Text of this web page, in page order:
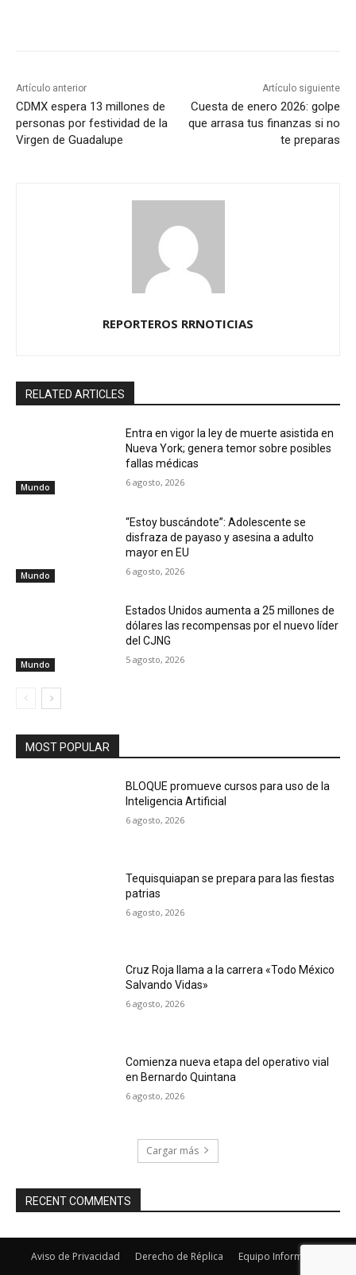
Artículo anterior
CDMX espera 13 millones de
personas por festividad de la
Virgen de Guadalupe
Artículo siguiente
Cuesta de enero 2026: golpe
que arrasa tus finanzas si no
te preparas
REPORTEROS RRNOTICIAS
RELATED ARTICLES
Mundo
Entra en vigor la ley de muerte asistida en
Nueva York; genera temor sobre posibles
fallas médicas
6 agosto, 2026
Mundo
“Estoy buscándote”: Adolescente se
disfraza de payaso y asesina a adulto
mayor en EU
6 agosto, 2026
Mundo
Estados Unidos aumenta a 25 millones de
dólares las recompensas por el nuevo líder
del CJNG
5 agosto, 2026
MOST POPULAR
BLOQUE promueve cursos para uso de la
Inteligencia Artificial
6 agosto, 2026
Tequisquiapan se prepara para las fiestas
patrias
6 agosto, 2026
Cruz Roja llama a la carrera «Todo México
Salvando Vidas»
6 agosto, 2026
Comienza nueva etapa del operativo vial
en Bernardo Quintana
6 agosto, 2026
Cargar más
RECENT COMMENTS
Aviso de Privacidad Derecho de Réplica Equipo Informativo